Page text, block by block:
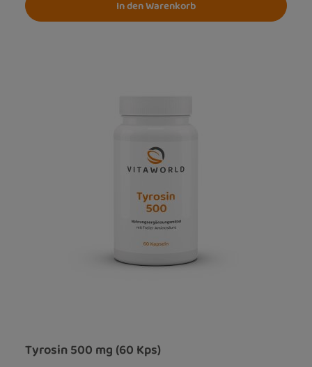
In den Warenkorb
Tyrosin 500 mg (60 Kps)